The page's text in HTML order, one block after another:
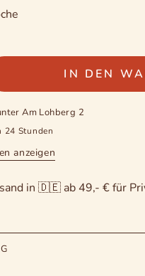
IN DEN
Am Lohberg 2
Stunden
anzeigen
in 🇩🇪 ab 49,- € für